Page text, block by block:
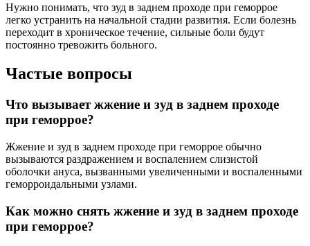
Нужно понимать, что зуд в заднем проходе при геморрое
легко устранить на начальной стадии развития. Если болезнь
переходит в хроническое течение, сильные боли будут
постоянно тревожить больного.
Частые вопросы
Что вызывает жжение и зуд в заднем проходе
при геморрое?
Жжение и зуд в заднем проходе при геморрое обычно
вызываются раздражением и воспалением слизистой
оболочки ануса, вызванными увеличенными и воспаленными
геморроидальными узлами.
Как можно снять жжение и зуд в заднем проходе
при геморрое?